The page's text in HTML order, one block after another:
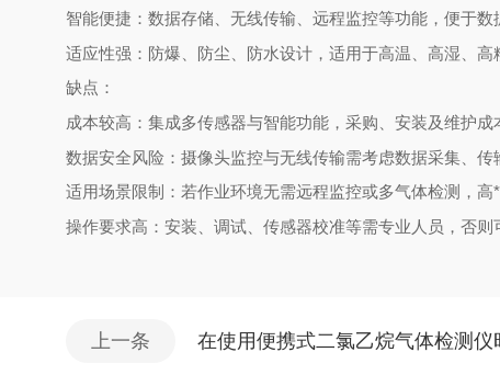
智能便捷：数据存储、无线传输、远程监控等功能，便于数
适应性强：防爆、防尘、防水设计，适用于高温、高湿、高
缺点：
成本较高：集成多传感器与智能功能，采购、安装及维护成
数据安全风险：摄像头监控与无线传输需考虑数据采集、传
适用场景限制：若作业环境无需远程监控或多气体检测，高
操作要求高：安装、调试、传感器校准等需专业人员，否则
上一条 在使用便携式二氯乙烷气体检测